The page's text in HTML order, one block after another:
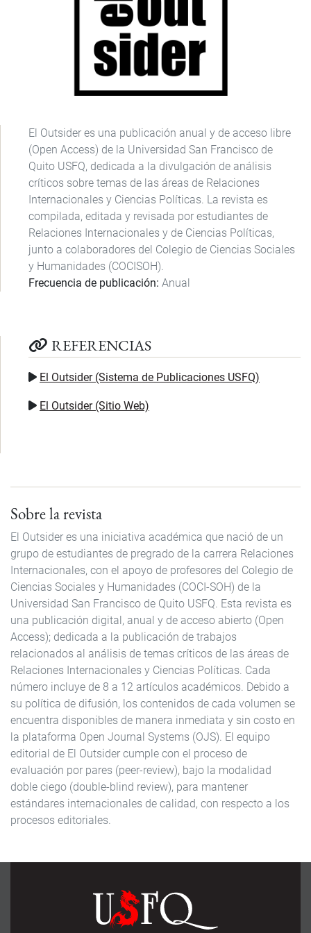
El Outsider es una publicación anual y de acceso libre
(Open Access) de la Universidad San Francisco de
Quito USFQ, dedicada a la divulgación de análisis
críticos sobre temas de las áreas de Relaciones
Internacionales y Ciencias Políticas. La revista es
compilada, editada y revisada por estudiantes de
Relaciones Internacionales y de Ciencias Políticas,
junto a colaboradores del Colegio de Ciencias Sociales
y Humanidades (COCISOH).
Frecuencia de publicación Anual
REFERENCIAS
El Outsider (Sistema de Publicaciones USFQ)
El Outsider (Sitio Web)
Sobre la revista
El Outsider es una iniciativa académica que nació de un
grupo de estudiantes de pregrado de la carrera Relaciones
Internacionales, con el apoyo de profesores del Colegio de
Ciencias Sociales y Humanidades (COCI-SOH) de la
Universidad San Francisco de Quito USFQ. Esta revista es
una publicación digital, anual y de acceso abierto (Open
Access); dedicada a la publicación de trabajos
relacionados al análisis de temas críticos de las áreas de
Relaciones Internacionales y Ciencias Políticas. Cada
número incluye de 8 a 12 artículos académicos. Debido a
su política de difusión, los contenidos de cada volumen se
encuentra disponibles de manera inmediata y sin costo en
la plataforma Open Journal Systems (OJS). El equipo
editorial de El Outsider cumple con el proceso de
evaluación por pares (peer-review), bajo la modalidad
doble ciego (double-blind review), para mantener
estándares internacionales de calidad, con respecto a los
procesos editoriales.